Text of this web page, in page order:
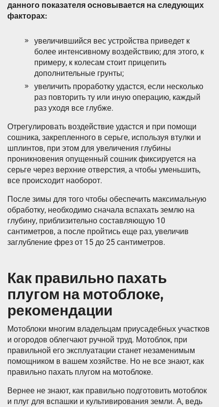
данного показателя основывается на следующих
факторах:
увеличившийся вес устройства приведет к
более интенсивному воздействию; для этого, к
примеру, к колесам стоит прицепить
дополнительные грунты;
увеличить проработку удастся, если несколько
раз повторить ту или иную операцию, каждый
раз уходя все глубже.
Отрегулировать воздействие удастся и при помощи
сошника, закрепленного в серьге, используя втулки и
шплинтов, при этом для увеличения глубины
проникновения опущенный сошник фиксируется на
серьге через верхние отверстия, а чтобы уменьшить,
все происходит наоборот.
После зимы для того чтобы обеспечить максимальную
обработку, необходимо сначала вспахать землю на
глубину, приблизительно составляющую 10
сантиметров, а после пройтись еще раз, увеличив
заглубление фрез от 15 до 25 сантиметров.
Как правильно пахать
плугом на мотоблоке,
рекомендации
Мотоблоки многим владельцам приусадебных участков
и огородов облегчают ручной труд. Мотоблок, при
правильной его эксплуатации станет незаменимым
помощником в вашем хозяйстве. Но не все знают, как
правильно пахать плугом на мотоблоке.
Вернее не знают, как правильно подготовить мотоблок
и плуг для вспашки и культивирования земли. А, ведь